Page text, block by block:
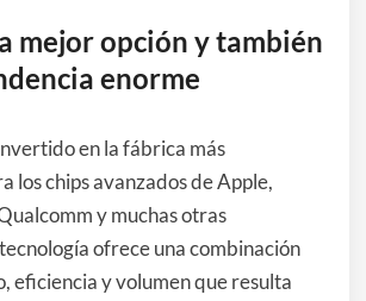
mejor opción y también
enorme
en la fábrica más
los chips avanzados de Apple,
y muchas otras
ofrece una combinación
eficiencia y volumen que resulta